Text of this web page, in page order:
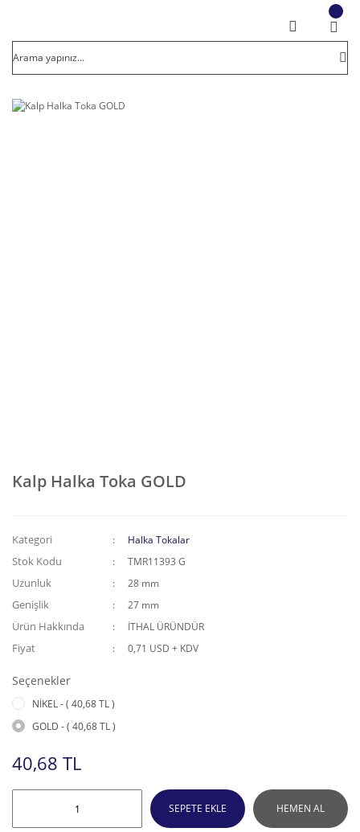
Kalp Halka Toka GOLD
Kategori Halka Tokalar
Stok Kodu TMR11393 G
Uzunluk 28 mm
Genişlik 27 mm
Ürün Hakkında İTHAL ÜRÜNDÜR
Fiyat 0,71 USD + KDV
Seçenekler
NİKEL - ( 40,68 TL )
GOLD - ( 40,68 TL )
40,68 TL
SEPETE EKLE HEMEN AL